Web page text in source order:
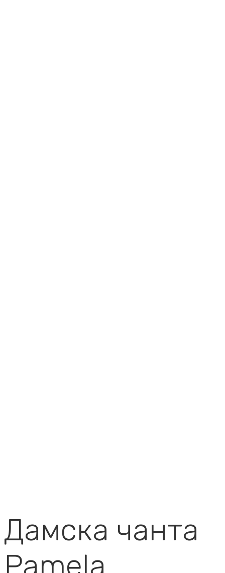
Дамска чанта
Pamela